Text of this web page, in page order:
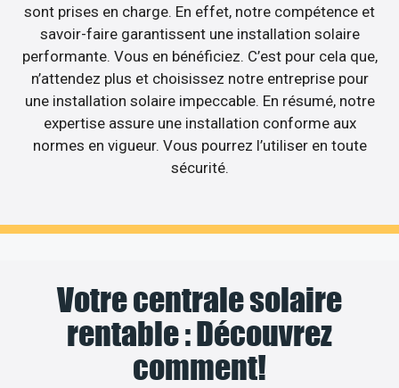
sont prises en charge. En effet, notre compétence et
savoir-faire garantissent une installation solaire
performante. Vous en bénéficiez. C’est pour cela que,
n’attendez plus et choisissez notre entreprise pour
une installation solaire impeccable. En résumé, notre
expertise assure une installation conforme aux
normes en vigueur. Vous pourrez l’utiliser en toute
sécurité.
Votre centrale solaire
rentable : Découvrez
comment!